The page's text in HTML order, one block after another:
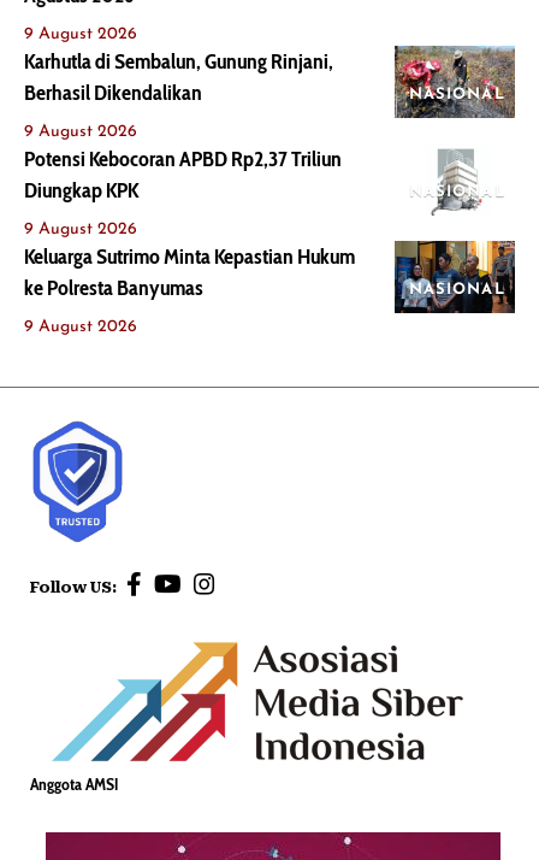
9 August 2026
NASIONAL
Karhutla di Sembalun, Gunung Rinjani,
Berhasil Dikendalikan
9 August 2026
NASIONAL
Potensi Kebocoran APBD Rp2,37 Triliun
Diungkap KPK
9 August 2026
NASIONAL
Keluarga Sutrimo Minta Kepastian Hukum
ke Polresta Banyumas
9 August 2026
Follow US:
Anggota AMSI